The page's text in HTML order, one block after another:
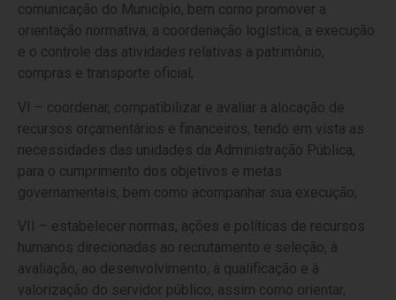
comunicação do Município, bem como promover a
orientação normativa, a coordenação logística, a execução
e o controle das atividades relativas a patrimônio,
compras e transporte oficial;
VI – coordenar, compatibilizar e avaliar a alocação de
recursos orçamentários e financeiros, tendo em vista as
necessidades das unidades da Administração Pública,
para o cumprimento dos objetivos e metas
governamentais, bem como acompanhar sua execução;
VII – estabelecer normas, ações e políticas de recursos
humanos direcionadas ao recrutamento e seleção, à
avaliação, ao desenvolvimento, à qualificação e à
valorização do servidor público, assim como orientar,